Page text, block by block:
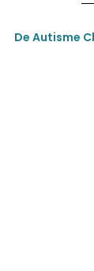
De Autisme